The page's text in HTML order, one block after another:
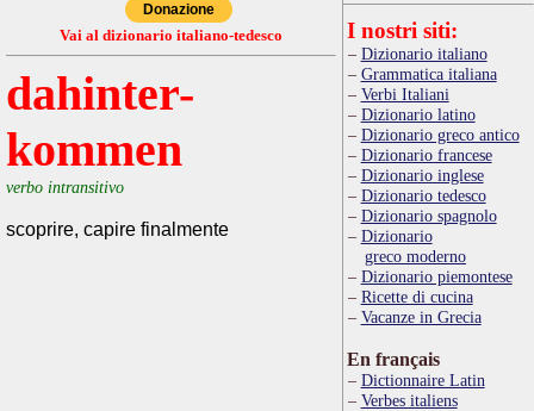
Donazione
Vai al dizionario italiano-tedesco
dahinter-
kommen
verbo intransitivo
scoprire, capire finalmente
I nostri siti:
Dizionario italiano
Grammatica italiana
Verbi Italiani
Dizionario latino
Dizionario greco antico
Dizionario francese
Dizionario inglese
Dizionario tedesco
Dizionario spagnolo
Dizionario
greco moderno
Dizionario piemontese
Ricette di cucina
Vacanze in Grecia
En français
Dictionnaire Latin
Verbes italiens